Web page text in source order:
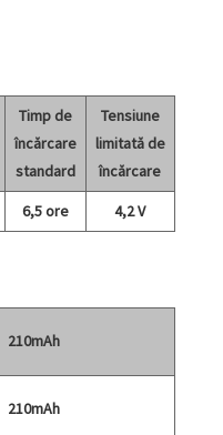
Timp de
încărcare
standard
Tensiune
limitată de
încărcare
6,5 ore 4,2 V
210mAh
210mAh